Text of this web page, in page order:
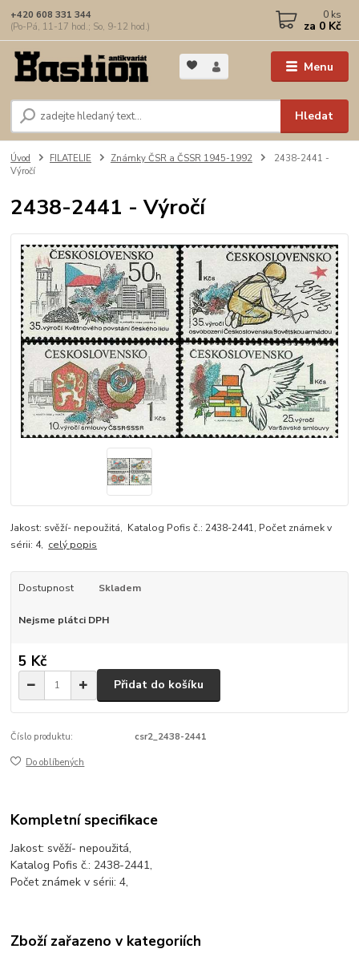
Menu
Hledat
+420 608 331 344
(Po-Pá, 11-17 hod.; So, 9-12 hod.)
0 ks
za 0 Kč
Úvod FILATELIE Známky ČSR a ČSSR 1945-1992
2438-2441 -
Výročí
2438-2441 - Výročí
Jakost: svěží- nepoužitá, Katalog Pofis č.: 2438-2441, Počet známek v
sérii: 4, celý popis
Dostupnost Skladem
Nejsme plátci DPH
5 Kč
Přidat do košíku
Číslo produktu: csr2_2438-2441
Do oblíbených
Kompletní specifikace
Jakost: svěží- nepoužitá,
Katalog Pofis č.: 2438-2441,
Počet známek v sérii: 4,
Zboží zařazeno v kategoriích